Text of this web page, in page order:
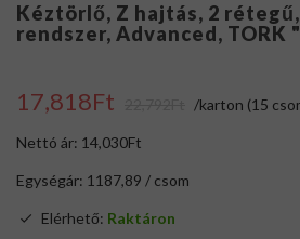
Kéztörlő, Z hajtás, 2 rétegű,
rendszer, Advanced, TORK
17,818Ft /karton (15
Nettó ár: 14,030Ft
Egységár: 1187,89 / csom
Elérhető: Raktáron